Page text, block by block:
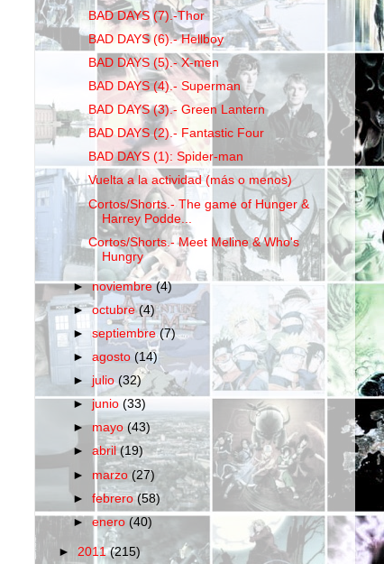
BAD DAYS (7).-Thor
BAD DAYS (6).- Hellboy
BAD DAYS (5).- X-men
BAD DAYS (4).- Superman
BAD DAYS (3).- Green Lantern
BAD DAYS (2).- Fantastic Four
BAD DAYS (1): Spider-man
Vuelta a la actividad (más o menos)
Cortos/Shorts.- The game of Hunger &
Harrey Podde...
Cortos/Shorts.- Meet Meline & Who's
Hungry
►noviembre(4)
►octubre(4)
►septiembre(7)
►agosto(14)
►julio(32)
► junio(33)
►mayo(43)
►abril(19)
► marzo(27)
►febrero(58)
►enero(40)
► 2011(215)